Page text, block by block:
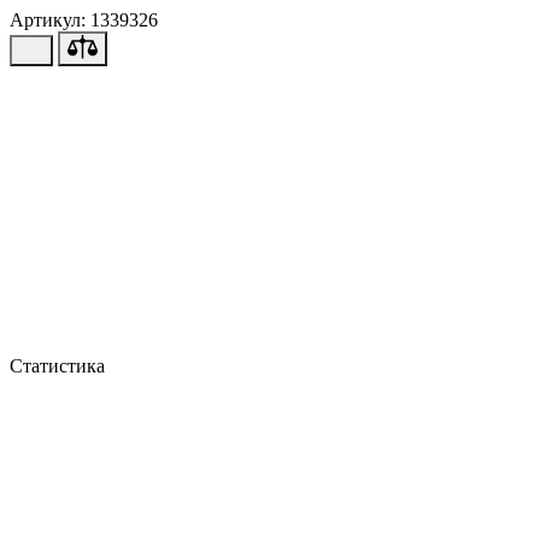
Артикул: 1339326
Статистика